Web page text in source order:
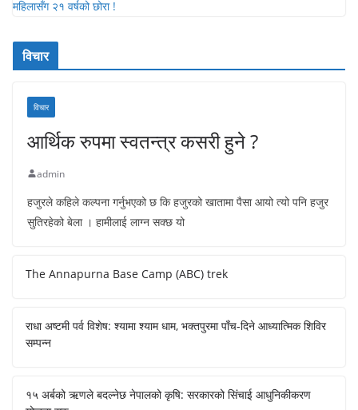
विचार
विचार
आर्थिक रुपमा स्वतन्त्र कसरी हुने ?
admin
हजुरले कहिले कल्पना गर्नुभएको छ कि हजुरको खातामा पैसा आयो त्यो पनि हजुर
सुतिरहेको बेला । हामीलाई लाग्न सक्छ यो
The Annapurna Base Camp (ABC) trek
राधा अष्टमी पर्व विशेष: श्यामा श्याम धाम, भक्तपुरमा पाँच-दिने आध्यात्मिक शिविर
सम्पन्न
१५ अर्बको ऋणले बदल्नेछ नेपालको कृषि: सरकारको सिंचाई आधुनिकीकरण